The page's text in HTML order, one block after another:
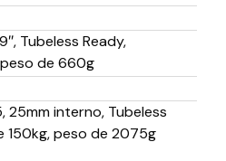
Tubeless Ready,
peso de 660g
25mm interno, Tubeless
150kg, peso de 2075g